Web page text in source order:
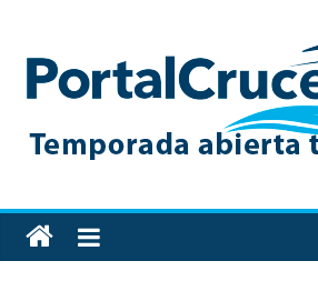
content
Toda
la